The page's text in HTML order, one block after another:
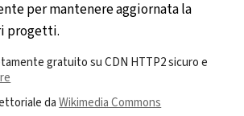
per mantenere aggiornata la
progetti.
gratuito su CDN HTTP2 sicuro e
daWikimedia Commons